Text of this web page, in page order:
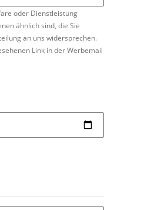
oder Dienstleistung
ähnlich sind, die Sie
an uns widersprechen.
Link in der Werbemail